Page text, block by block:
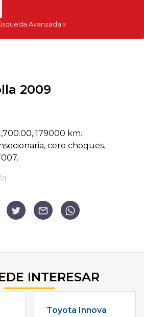
Avanzada
2009
179000 km.
cero choques.
INTERESAR
Toyota Innova